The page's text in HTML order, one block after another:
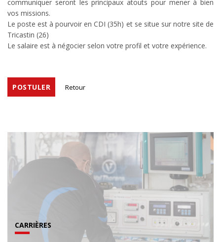
communiquer seront les principaux atouts pour mener à bien
vos missions.
Le poste est à pourvoir en CDI (35h) et se situe sur notre site de
Tricastin (26)
Le salaire est à négocier selon votre profil et votre expérience.
Retour
POSTULER
CARRIÈRES